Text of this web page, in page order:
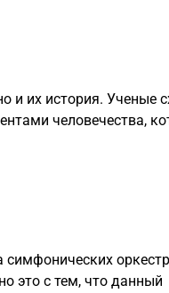
и их история. Ученые
человечества,
это с тем, что данный